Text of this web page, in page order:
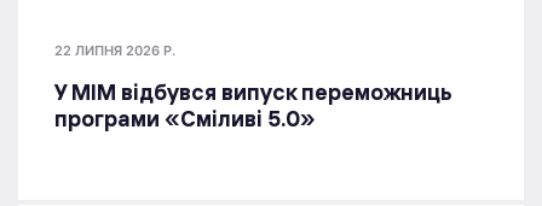
22 ЛИПНЯ 2026 Р.
У МІМ відбувся випуск переможниць
програми «Сміливі 5.0»